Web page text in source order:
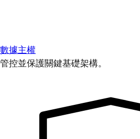
數據主權
管控並保護關鍵基礎架構。